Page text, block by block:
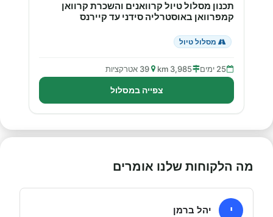
תכנון מסלול טיול קרוואנים והשכרת קרוואן
קמפרוואן באוסטרליה סידני עד קיירנס
מסלול טיול
25 ימים 3,985 km 39 אטרקציות
צפייה במסלול
מה הלקוחות שלנו אומרים
י יהל ברמן